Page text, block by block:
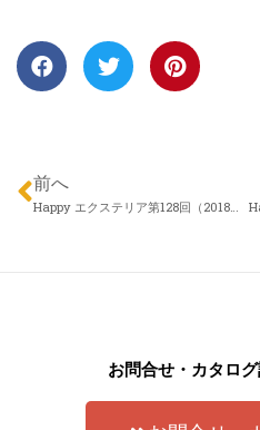
前へ
Happy エクステリア第128回（2018年03月22日）株式会社 アロウズガーデンデザイン 村田勇さん 「最近のトレンドについて」
お問合せ・カタロ